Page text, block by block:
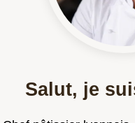
Salut, je